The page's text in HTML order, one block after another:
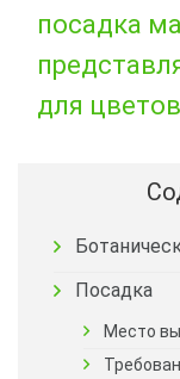
посадка
для
Посадка
Место